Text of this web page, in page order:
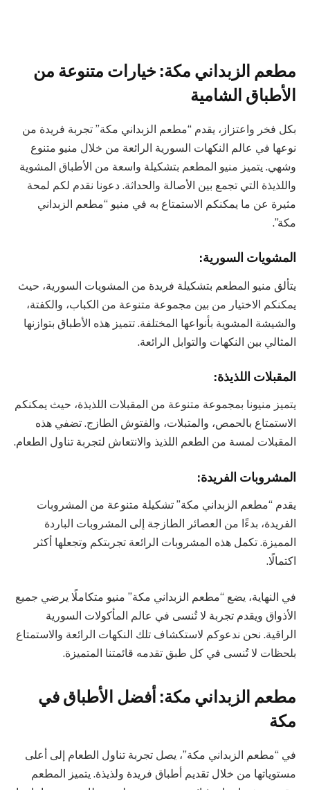
مطعم الزبداني مكة: خيارات متنوعة من
الأطباق الشامية
بكل فخر واعتزاز، يقدم “مطعم الزبداني مكة” تجربة فريدة من
نوعها في عالم النكهات السورية الرائعة من خلال منيو متنوع
وشهي. يتميز منيو المطعم بتشكيلة واسعة من الأطباق المشوية
واللذيذة التي تجمع بين الأصالة والحداثة. دعونا نقدم لكم لمحة
مثيرة عن ما يمكنكم الاستمتاع به في منيو “مطعم الزبداني
مكة”.
المشويات السورية:
يتألق منيو المطعم بتشكيلة فريدة من المشويات السورية، حيث
يمكنكم الاختيار من بين مجموعة متنوعة من الكباب، والكفتة،
والشيشة المشوية بأنواعها المختلفة. تتميز هذه الأطباق بتوازنها
المثالي بين النكهات والتوابل الرائعة.
المقبلات اللذيذة:
يتميز منيونا بمجموعة متنوعة من المقبلات اللذيذة، حيث يمكنكم
الاستمتاع بالحمص، والمتبلات، والفتوش الطازج. تضفي هذه
المقبلات لمسة من الطعم اللذيذ والانتعاش لتجربة تناول الطعام.
المشروبات الفريدة:
يقدم “مطعم الزبداني مكة” تشكيلة متنوعة من المشروبات
الفريدة، بدءًا من العصائر الطازجة إلى المشروبات الباردة
المميزة. تكمل هذه المشروبات الرائعة تجربتكم وتجعلها أكثر
اكتمالًا.
في النهاية، يضع “مطعم الزبداني مكة” منيو متكاملًا يرضي جميع
الأذواق ويقدم تجربة لا تُنسى في عالم المأكولات السورية
الراقية. نحن ندعوكم لاستكشاف تلك النكهات الرائعة والاستمتاع
بلحظات لا تُنسى في كل طبق تقدمه قائمتنا المتميزة.
مطعم الزبداني مكة: أفضل الأطباق في
مكة
في “مطعم الزبداني مكة”، يصل تجربة تناول الطعام إلى أعلى
مستوياتها من خلال تقديم أطباق فريدة ولذيذة. يتميز المطعم